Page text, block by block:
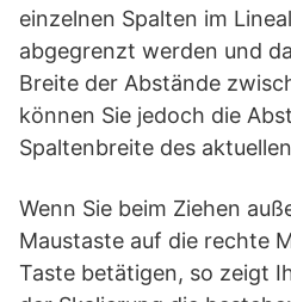
einzelnen Spalten im
abgegrenzt werden und
Breite der Abstände
können Sie jedoch die
Spaltenbreite des
Wenn Sie beim Ziehen
Maustaste auf die rechte
Taste betätigen, so zeigt